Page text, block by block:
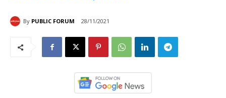
By PUBLIC FORUM 28/11/2021